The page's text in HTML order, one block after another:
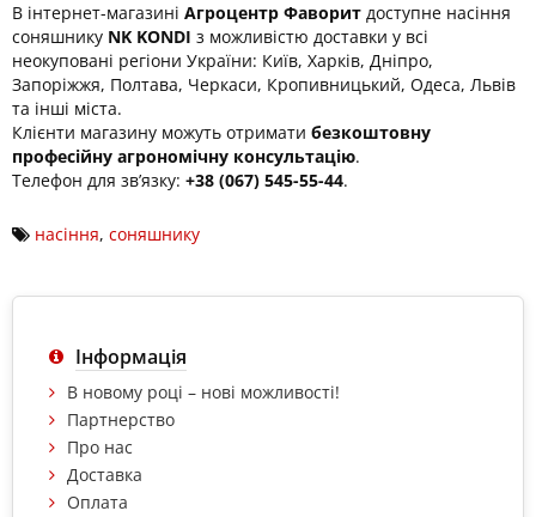
В інтернет-магазині Агроцентр Фаворит доступне насіння
соняшнику NK KONDI з можливістю доставки у всі
неокуповані регіони України: Київ, Харків, Дніпро,
Запоріжжя, Полтава, Черкаси, Кропивницький, Одеса, Львів
та інші міста.
Клієнти магазину можуть отримати безкоштовну
професійну агрономічну консультацію.
Телефон для зв’язку: +38 (067) 545-55-44.
насіння, соняшнику
Інформація
В новому році – нові можливості!
Партнерство
Про нас
Доставка
Оплата